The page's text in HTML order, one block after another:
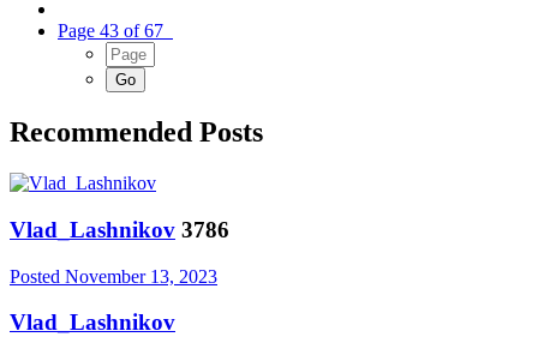
Page 43 of 67
Recommended Posts
Vlad_Lashnikov 3786
Posted November 13, 2023
Vlad_Lashnikov